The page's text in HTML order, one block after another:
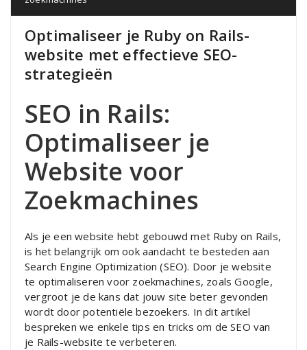
Optimaliseer je Ruby on Rails-
website met effectieve SEO-
strategieën
SEO in Rails:
Optimaliseer je
Website voor
Zoekmachines
Als je een website hebt gebouwd met Ruby on Rails,
is het belangrijk om ook aandacht te besteden aan
Search Engine Optimization (SEO). Door je website
te optimaliseren voor zoekmachines, zoals Google,
vergroot je de kans dat jouw site beter gevonden
wordt door potentiële bezoekers. In dit artikel
bespreken we enkele tips en tricks om de SEO van
je Rails-website te verbeteren.